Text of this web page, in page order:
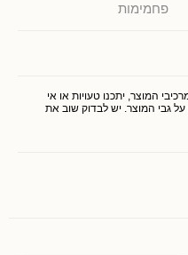
פחמימות
המוצר, יתכנו טעויות או אי
גבי המוצר. יש לבדוק שוב את